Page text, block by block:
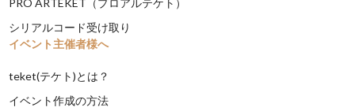
PRO ARTEKET（プロアルテケト）
シリアルコード受け取り
イベント主催者様へ
teket(テケト)とは？
イベント作成の方法